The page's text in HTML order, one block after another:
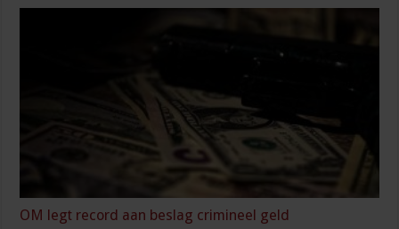
OM legt record aan beslag crimineel geld